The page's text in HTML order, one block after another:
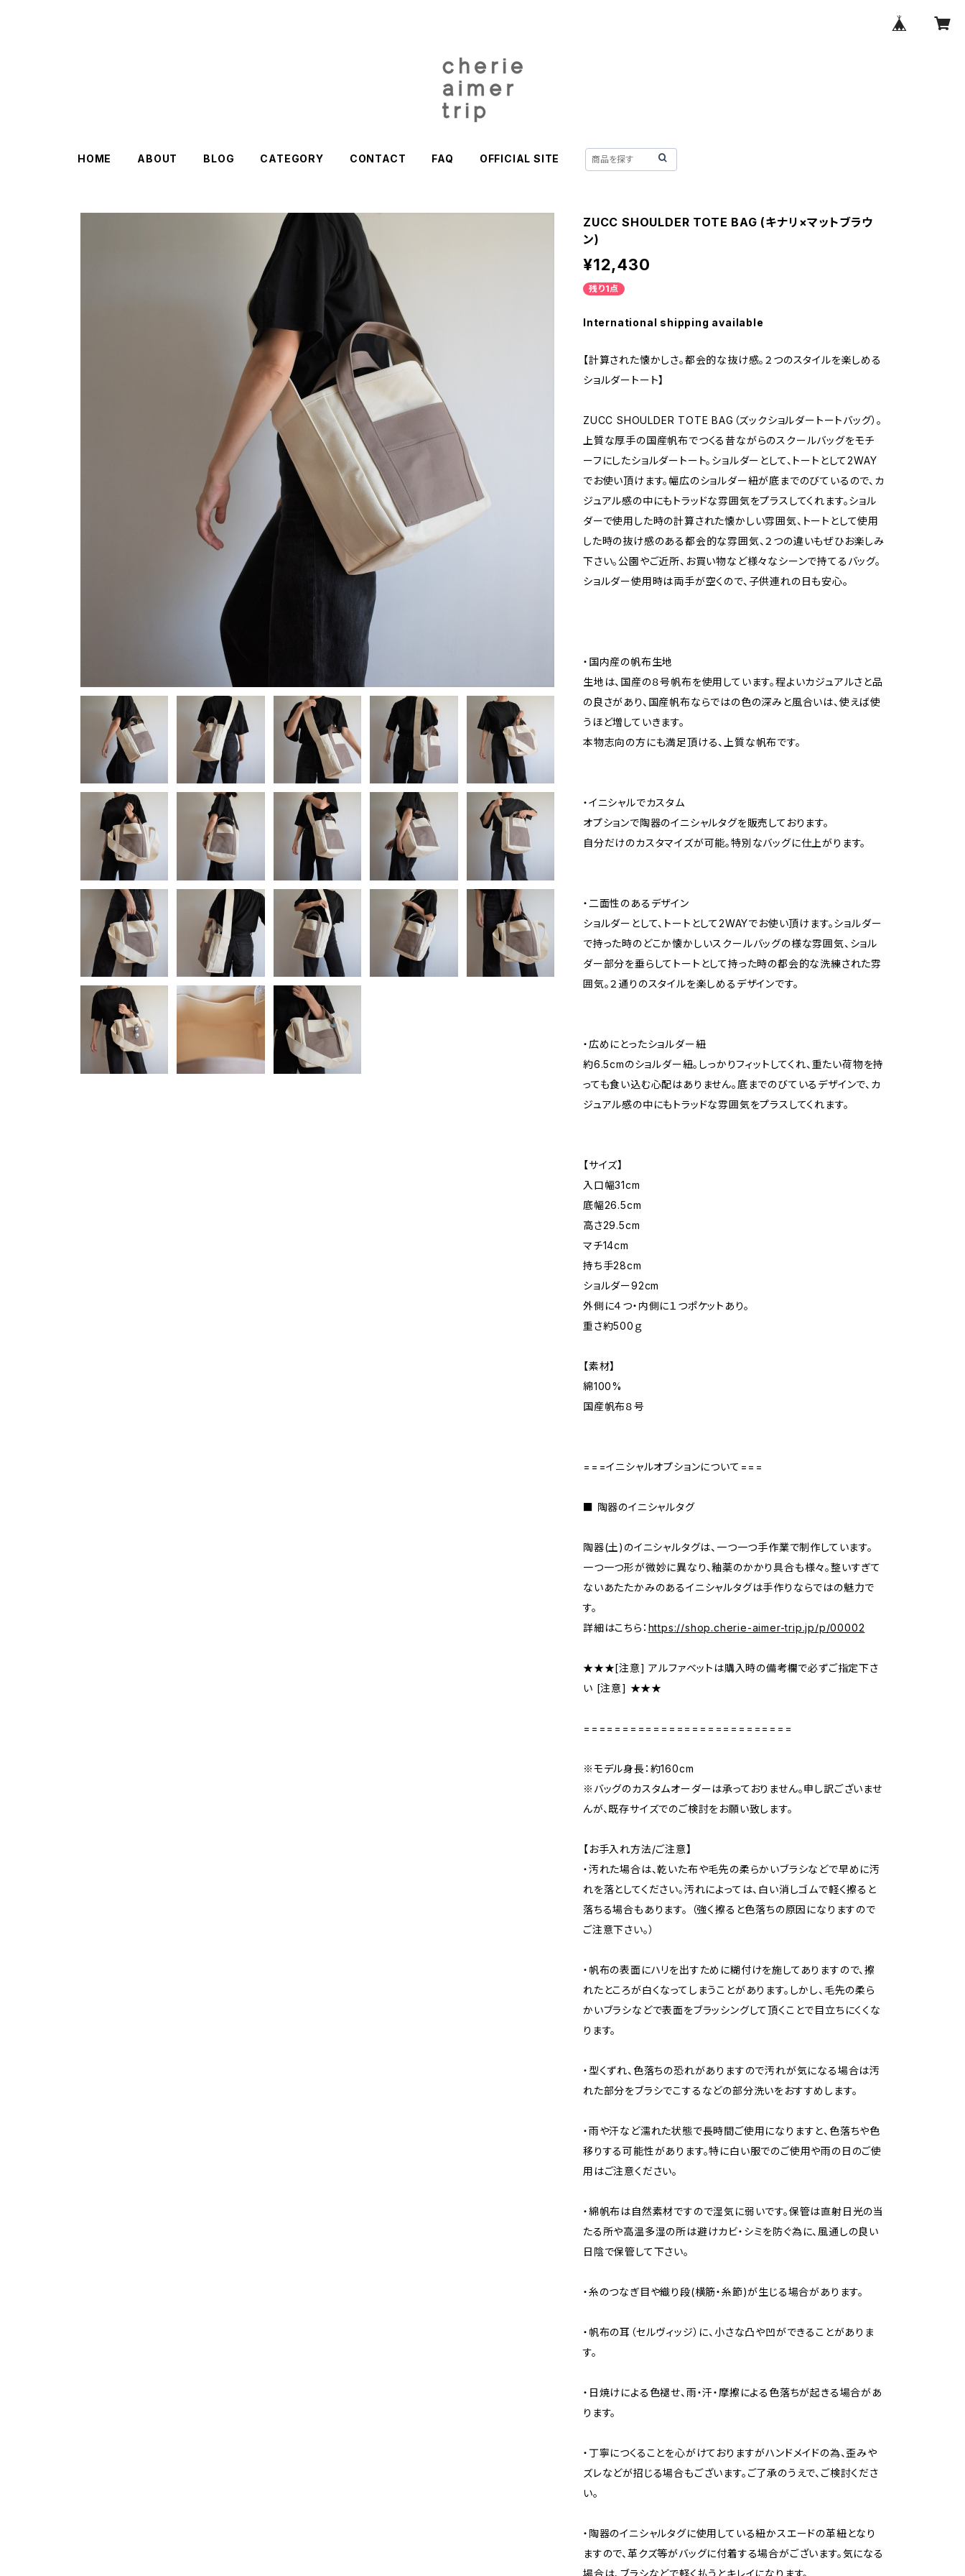
HOME ABOUT BLOG CATEGORY CONTACT FAQ OFFICIAL SITE
ZUCC SHOULDER TOTE BAG (キナリ×マットブラウ
ン)
¥12,430
残り1点
International shipping available
【計算された懐かしさ。都会的な抜け感。２つのスタイルを楽しめる
ショルダートート】
ZUCC SHOULDER TOTE BAG（ズックショルダートートバッグ）。
上質な厚手の国産帆布でつくる昔ながらのスクールバッグをモチ
ーフにしたショルダートート。ショルダーとして、トートとして2WAY
でお使い頂けます。幅広のショルダー紐が底までのびているので、カ
ジュアル感の中にもトラッドな雰囲気をプラスしてくれます。ショル
ダーで使用した時の計算された懐かしい雰囲気、トートとして使用
した時の抜け感のある都会的な雰囲気、２つの違いもぜひお楽しみ
下さい。公園やご近所、お買い物など様々なシーンで持てるバッグ。
ショルダー使用時は両手が空くので、子供連れの日も安心。
・国内産の帆布生地
生地は、国産の８号帆布を使用しています。程よいカジュアルさと品
の良さがあり、国産帆布ならではの色の深みと風合いは、使えば使
うほど増していきます。
本物志向の方にも満足頂ける、上質な帆布です。
・イニシャルでカスタム
オプションで陶器のイニシャルタグを販売しております。
自分だけのカスタマイズが可能。特別なバッグに仕上がります。
・二面性のあるデザイン
ショルダーとして、トートとして2WAYでお使い頂けます。ショルダー
で持った時のどこか懐かしいスクールバッグの様な雰囲気、ショル
ダー部分を垂らしてトートとして持った時の都会的な洗練された雰
囲気。２通りのスタイルを楽しめるデザインです。
・広めにとったショルダー紐
約6.5cmのショルダー紐。しっかりフィットしてくれ、重たい荷物を持
っても食い込む心配はありません。底までのびているデザインで、カ
ジュアル感の中にもトラッドな雰囲気をプラスしてくれます。
【サイズ】
入口幅31cm
底幅26.5cm
高さ29.5cm
マチ14cm
持ち手28cm
ショルダー92cm
外側に４つ・内側に１つポケットあり。
重さ約500ｇ
【素材】
綿100%
国産帆布８号
===イニシャルオプションについて===
■ 陶器のイニシャルタグ
陶器(土)のイニシャルタグは、一つ一つ手作業で制作しています。
一つ一つ形が微妙に異なり、釉薬のかかり具合も様々。整いすぎて
ないあたたかみのあるイニシャルタグは手作りならではの魅力で
す。
詳細はこちら： https://shop.cherie-aimer-trip.jp/p/00002
★★★[注意] アルファベットは購入時の備考欄で必ずご指定下さ
い [注意] ★★★
===========================
※モデル身長：約160cm
※バッグのカスタムオーダーは承っておりません。申し訳ございませ
んが、既存サイズでのご検討をお願い致します。
【お手入れ方法/ご注意】
・汚れた場合は、乾いた布や毛先の柔らかいブラシなどで早めに汚
れを落としてください。汚れによっては、白い消しゴムで軽く擦ると
落ちる場合もあります。 （強く擦ると色落ちの原因になりますので
ご注意下さい。）
・帆布の表面にハリを出すために糊付けを施してありますので、擦
れたところが白くなってしまうことがあります。しかし、毛先の柔ら
かいブラシなどで表面をブラッシングして頂くことで目立ちにくくな
ります。
・型くずれ、色落ちの恐れがありますので汚れが気になる場合は汚
れた部分をブラシでこするなどの部分洗いをおすすめします。
・雨や汗など濡れた状態で長時間ご使用になりますと、色落ちや色
移りする可能性があります。特に白い服でのご使用や雨の日のご使
用はご注意ください。
・綿帆布は自然素材ですので湿気に弱いです。保管は直射日光の当
たる所や高温多湿の所は避けカビ・シミを防ぐ為に、風通しの良い
日陰で保管して下さい。
・糸のつなぎ目や織り段(横筋・糸節)が生じる場合があります。
・帆布の耳（セルヴィッジ）に、小さな凸や凹ができることがありま
す。
・日焼けによる色褪せ、雨・汗・摩擦による色落ちが起きる場合があ
ります。
・丁寧につくることを心がけておりますがハンドメイドの為、歪みや
ズレなどが招じる場合もございます。ご了承のうえで、ご検討くださ
い。
・陶器のイニシャルタグに使用している紐かスエードの革紐となり
ますので、革クズ等がバッグに付着する場合がございます。気になる
場合は、ブラシなどで軽く払うとキレイになります。